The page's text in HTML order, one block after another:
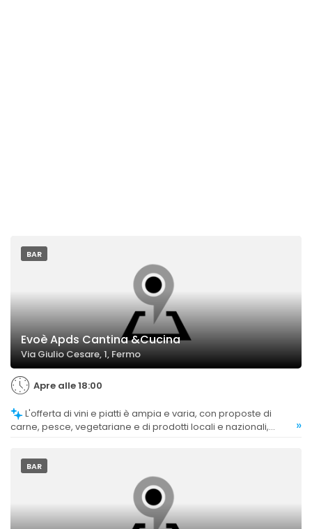
BAR
Evoè Apds Cantina &Cucina
Via Giulio Cesare, 1, Fermo
Apre alle 18:00
carne, pesce, vegetariane e di prodotti locali e nazionali,
»
BAR